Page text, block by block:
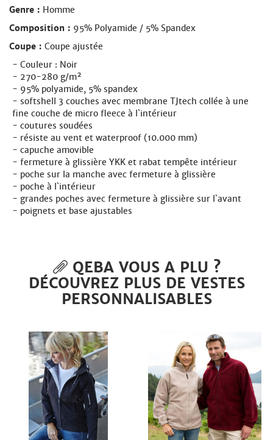
Genre : Homme
Composition : 95% Polyamide / 5% Spandex
Coupe : Coupe ajustée
Couleur : Noir
270-280 g/m²
95% polyamide, 5% spandex
softshell 3 couches avec membrane TJtech collée à une
fine couche de micro fleece à l`intérieur
coutures soudées
résiste au vent et waterproof (10.000 mm)
capuche amovible
fermeture à glissière YKK et rabat tempête intérieur
poche sur la manche avec fermeture à glissière
poche à l`intérieur
grandes poches avec fermeture à glissière sur l`avant
poignets et base ajustables
QEBA VOUS A PLU ?
DÉCOUVREZ PLUS DE VESTES
PERSONNALISABLES